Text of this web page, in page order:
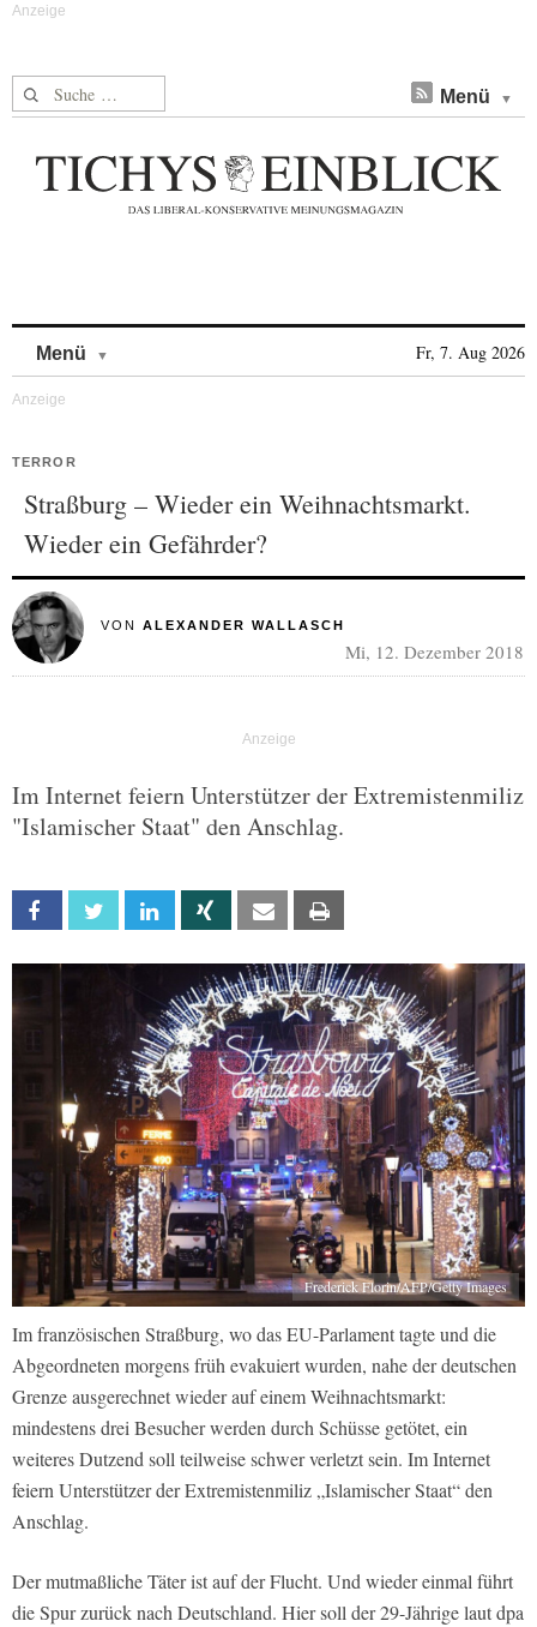
Suche nach: Menü
Menü Fr, 7. Aug 2026
TERROR
Straßburg – Wieder ein Weihnachtsmarkt.
Wieder ein Gefährder?
VON ALEXANDER WALLASCH
Mi, 12. Dezember 2018
Im Internet feiern Unterstützer der Extremistenmiliz
"Islamischer Staat" den Anschlag.
Facebook Twitter Linkedin Xing Email
Frederick Florin/AFP/Getty Images
Im französischen Straßburg, wo das EU-Parlament tagte und die
Abgeordneten morgens früh evakuiert wurden, nahe der deutschen
Grenze ausgerechnet wieder auf einem Weihnachtsmarkt:
mindestens drei Besucher werden durch Schüsse getötet, ein
weiteres Dutzend soll teilweise schwer verletzt sein. Im Internet
feiern Unterstützer der Extremistenmiliz „Islamischer Staat“ den
Anschlag.
Der mutmaßliche Täter ist auf der Flucht. Und wieder einmal führt
die Spur zurück nach Deutschland. Hier soll der 29-Jährige laut dpa